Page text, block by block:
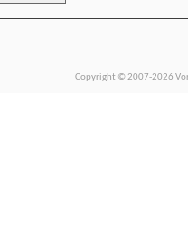
Copyright © 2007-2026